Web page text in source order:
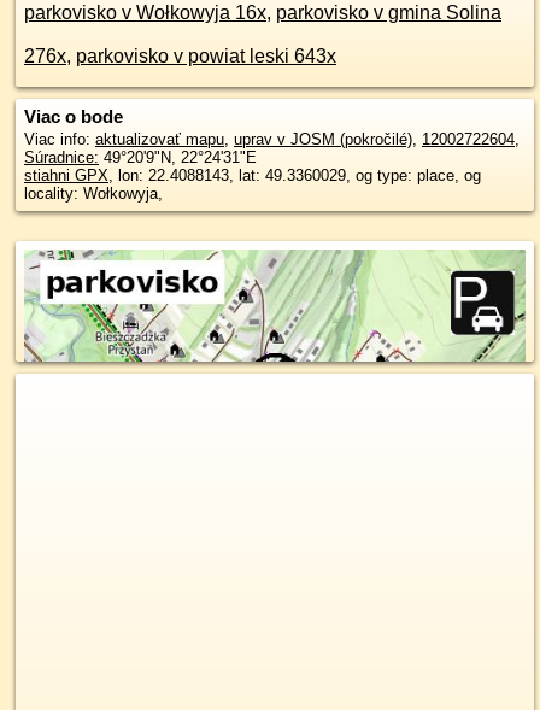
parkovisko v Wołkowyja 16x, parkovisko v gmina Solina
276x, parkovisko v powiat leski 643x
Viac o bode
Viac info: aktualizovať mapu, uprav v JOSM (pokročilé), 12002722604,
Súradnice: 49°20'9"N, 22°24'31"E
stiahni GPX, lon: 22.4088143, lat: 49.3360029, og type: place, og
locality: Wołkowyja,